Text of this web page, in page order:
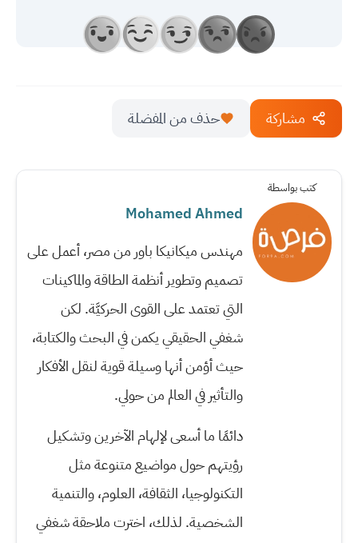
مشاركة حذف من المفضلة
كتب بواسطة
Mohamed Ahmed
مهندس ميكانيكا باور من مصر، أعمل على
تصميم وتطوير أنظمة الطاقة والماكينات
التي تعتمد على القوى الحركيَّة. لكن
شغفي الحقيقي يكمن في البحث والكتابة،
حيث أؤمن أنها وسيلة قوية لنقل الأفكار
والتأثير في العالم من حولي.
دائمًا ما أسعى لإلهام الآخرين وتشكيل
رؤيتهم حول مواضيع متنوعة مثل
التكنولوجيا، الثقافة، العلوم، والتنمية
الشخصية. لذلك، اخترت ملاحقة شغفي